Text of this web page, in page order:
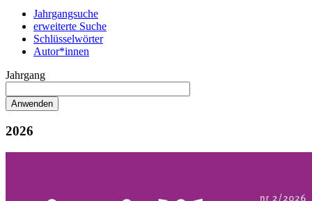
Jahrgangsuche
erweiterte Suche
Schlüsselwörter
Autor*innen
Jahrgang
2026